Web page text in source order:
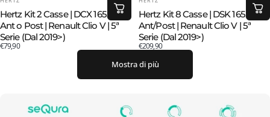
Hertz Kit 2 Casse | DCX 165.3 |
Ant o Post | Renault Clio V | 5ª
Serie (Dal 2019>)
€79,90
Hertz Kit 8 Casse | DSK 165.3 |
Ant/Post | Renault Clio V | 5ª
Serie (Dal 2019>)
€209,90
Mostra di più